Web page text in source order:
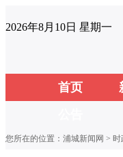
2026年8月10日 星期一
首页
您所在的位置： 浦城新闻网 > 时